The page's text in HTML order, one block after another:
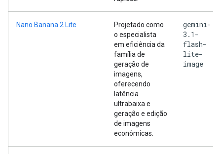
Nano Banana 2 Lite
Projetado como
o especialista
em eficiência da
família de
geração de
imagens,
oferecendo
latência
ultrabaixa e
geração e edição
de imagens
econômicas.
gemini-
3.1-
flash-
lite-
image